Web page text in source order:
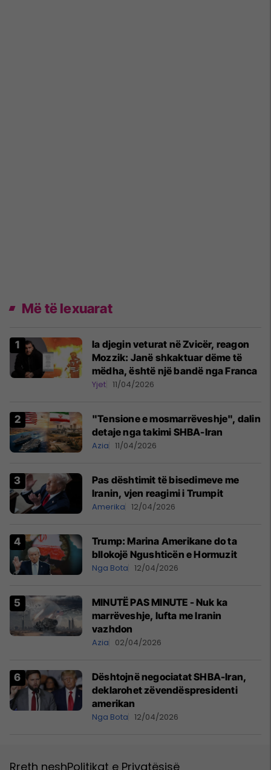
Më të lexuarat
Ia djegin veturat në Zvicër, reagon
Mozzik: Janë shkaktuar dëme të
mëdha, është një bandë nga Franca
Yjet 11/04/2026
"Tensione e mosmarrëveshje", dalin
detaje nga takimi SHBA-Iran
Azia 11/04/2026
Pas dështimit të bisedimeve me
Iranin, vjen reagimi i Trumpit
Amerika 12/04/2026
Trump: Marina Amerikane do ta
bllokojë Ngushticën e Hormuzit
Nga Bota 12/04/2026
MINUTË PAS MINUTE - Nuk ka
marrëveshje, lufta me Iranin
vazhdon
Azia 02/04/2026
Dështojnë negociatat SHBA-Iran,
deklarohet zëvendëspresidenti
amerikan
Nga Bota 12/04/2026
Rreth neshPolitikat e Privatësisë